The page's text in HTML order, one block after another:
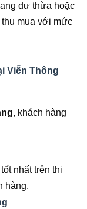
dư thừa hoặc
thu mua với mức
Viễn Thông
, khách hàng
nhất trên thị
hàng.